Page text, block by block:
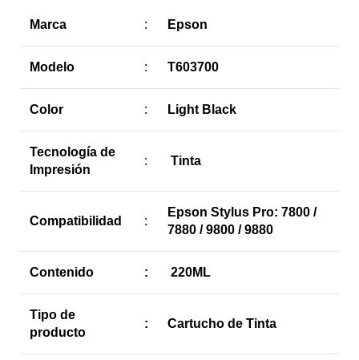
Marca : Epson
Modelo : T603700
Color : Light Black
Tecnología de
Impresión
: Tinta
Compatibilidad :
Epson Stylus Pro: 7800 /
7880 / 9800 / 9880
Contenido : 220ML
Tipo de
producto
: Cartucho de Tinta